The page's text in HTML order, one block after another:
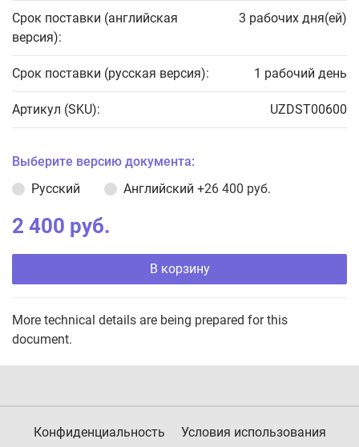
Срок поставки (английская
версия):
3 рабочих дня(ей)
Срок поставки (русская версия): 1 рабочий день
Артикул (SKU): UZDST00600
Выберите версию документа:
Русский
Английский +26 400 руб.
2 400 руб.
В корзину
More technical details are being prepared for this
document.
Конфиденциальность Условия использования